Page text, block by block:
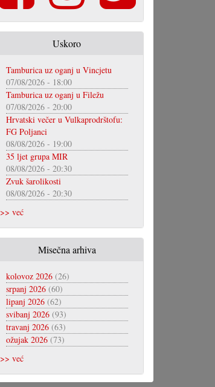
Uskoro
Tamburica uz oganj u Vincjetu
07/08/2026 - 18:00
Tamburica uz oganj u Filežu
07/08/2026 - 20:00
Hrvatski večer u Vulkaprodrštofu:
FG Poljanci
08/08/2026 - 19:00
35 ljet grupa MIR
08/08/2026 - 20:30
Zvuk šarolikosti
08/08/2026 - 20:30
>> već
Misečna arhiva
kolovoz 2026(26)
srpanj 2026(60)
lipanj 2026(62)
svibanj 2026(93)
travanj 2026(63)
ožujak 2026(73)
>> već